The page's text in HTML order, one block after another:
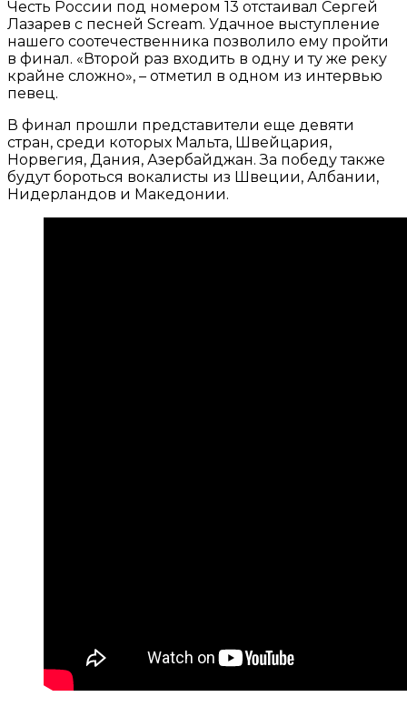
Честь России под номером 13 отстаивал Сергей
Лазарев с песней Scream. Удачное выступление
нашего соотечественника позволило ему пройти
в финал. «Второй раз входить в одну и ту же реку
крайне сложно», – отметил в одном из интервью
певец.
В финал прошли представители еще девяти
стран, среди которых Мальта, Швейцария,
Норвегия, Дания, Азербайджан. За победу также
будут бороться вокалисты из Швеции, Албании,
Нидерландов и Македонии.